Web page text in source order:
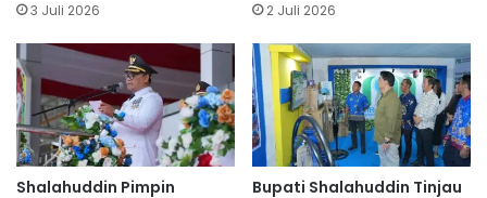
3 Juli 2026 2 Juli 2026
Shalahuddin Pimpin
Bupati Shalahuddin Tinjau